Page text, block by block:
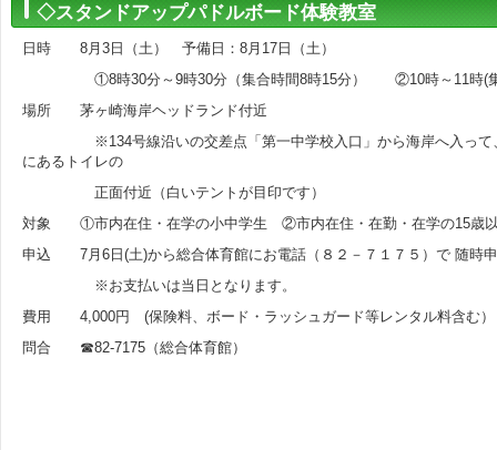
◇スタンドアップパドルボード体験教室
日時 8月3日（土） 予備日：8月17日（土）
①8時30分～9時30分（集合時間8時15分） ②10時～11時(集
場所 茅ヶ崎海岸ヘッドランド付近
※134号線沿いの交差点「第一中学校入口」から海岸へ入って、
にあるトイレの
正面付近（白いテントが目印です）
対象 ①市内在住・在学の小中学生 ②市内在住・在勤・在学の15歳
申込 7月6日(土)から総合体育館にお電話（８２－７１７５）で 随時
※お支払いは当日となります。
費用 4,000円 (保険料、ボード・ラッシュガード等レンタル料含む）
問合 ☎82-7175（総合体育館）